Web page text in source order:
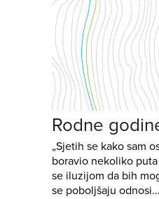
Rodne
„Sjetih se kako sam
boravio nekoliko
se iluzijom da bih
se poboljšaju odnosi...